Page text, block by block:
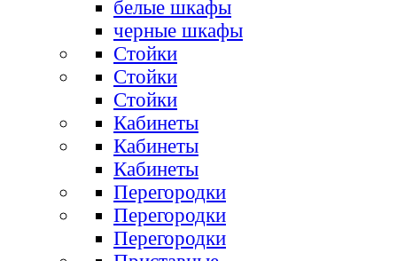
белые шкафы
черные шкафы
Стойки
Стойки
Стойки
Кабинеты
Кабинеты
Кабинеты
Перегородки
Перегородки
Перегородки